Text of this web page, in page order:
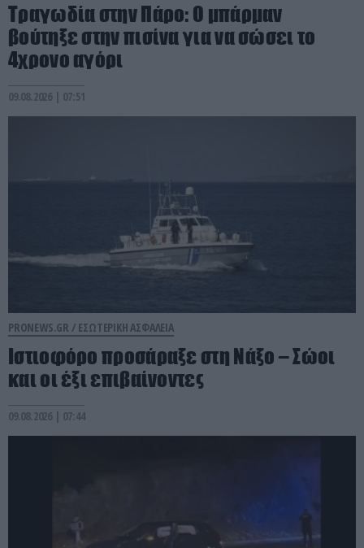
Τραγωδία στην Πάρο: Ο μπάρμαν
βούτηξε στην πισίνα για να σώσει το
4χρονο αγόρι
09.08.2026 | 07:51
PRONEWS.GR / ΕΣΩΤΕΡΙΚΗ ΑΣΦΑΛΕΙΑ
Ιστιοφόρο προσάραξε στη Νάξο – Σώοι
και οι έξι επιβαίνοντες
09.08.2026 | 07:44